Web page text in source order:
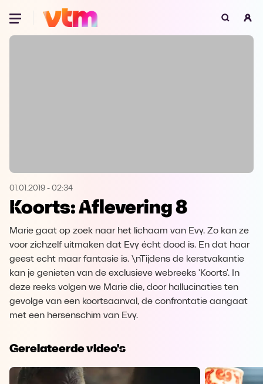
Oeps, browser niet ondersteund
Microsoft Edge Download
Opera Download
01.01.2019 - 02:34
Koorts: Aflevering 8
Marie gaat op zoek naar het lichaam van Evy. Zo kan ze
voor zichzelf uitmaken dat Evy écht dood is. En dat haar
geest echt maar fantasie is. \nTijdens de kerstvakantie
kan je genieten van de exclusieve webreeks 'Koorts'. In
deze reeks volgen we Marie die, door hallucinaties ten
gevolge van een koortsaanval, de confrontatie aangaat
met een hersenschim van Evy.
Gerelateerde video's